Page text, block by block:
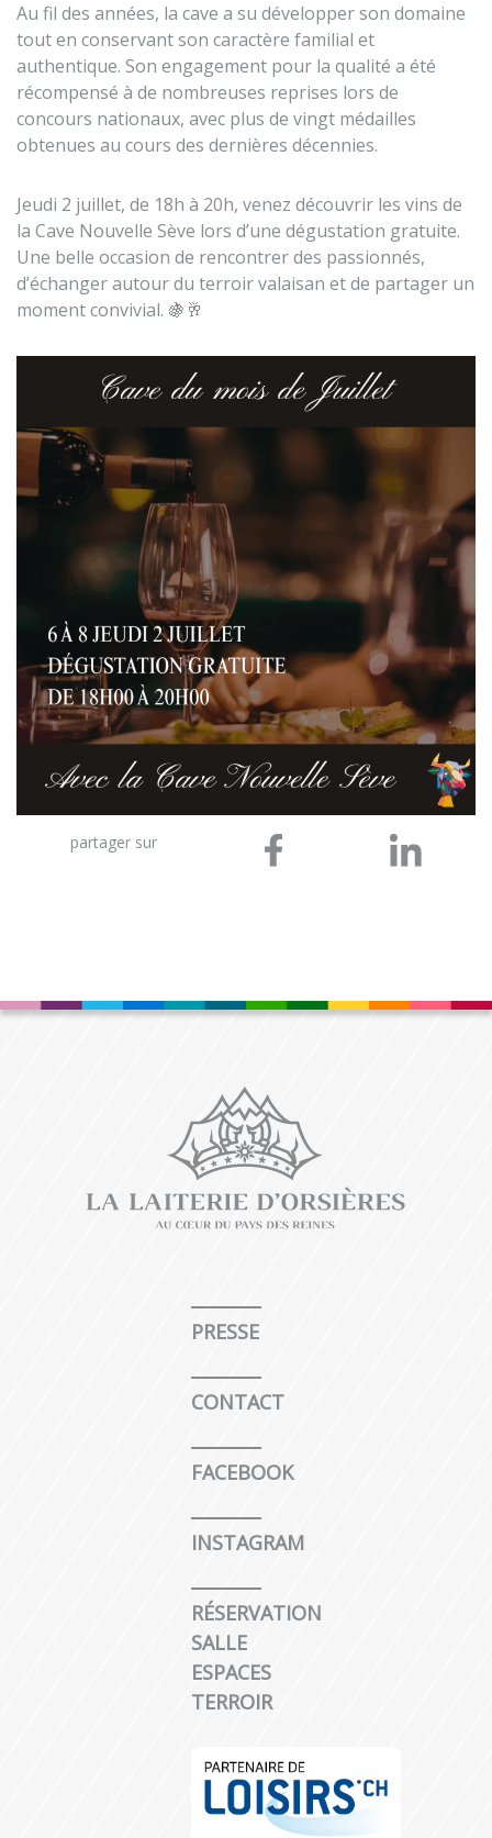
Au fil des années, la cave a su développer son domaine
tout en conservant son caractère familial et
authentique. Son engagement pour la qualité a été
récompensé à de nombreuses reprises lors de
concours nationaux, avec plus de vingt médailles
obtenues au cours des dernières décennies.
Jeudi 2 juillet, de 18h à 20h, venez découvrir les vins de
la Cave Nouvelle Sève lors d’une dégustation gratuite.
Une belle occasion de rencontrer des passionnés,
d’échanger autour du terroir valaisan et de partager un
moment convivial. 🍇🥂
partager sur
PRESSE
CONTACT
FACEBOOK
INSTAGRAM
RÉSERVATION
SALLE
ESPACES
TERROIR